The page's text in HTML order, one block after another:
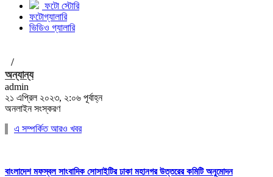
ফটো স্টোরি
ফটোগ্যালারি
ভিডিও গ্যালারি
/
অন্যান্য
admin
২১ এপ্রিল ২০২৩, ২:০৬ পূর্বাহ্ন
অনলাইন সংস্করণ
এ সম্পর্কিত আরও খবর
বাংলাদেশ মফস্বল সাংবাদিক সোসাইটির ঢাকা মহানগর উত্তরের কমিটি অনুমোদন